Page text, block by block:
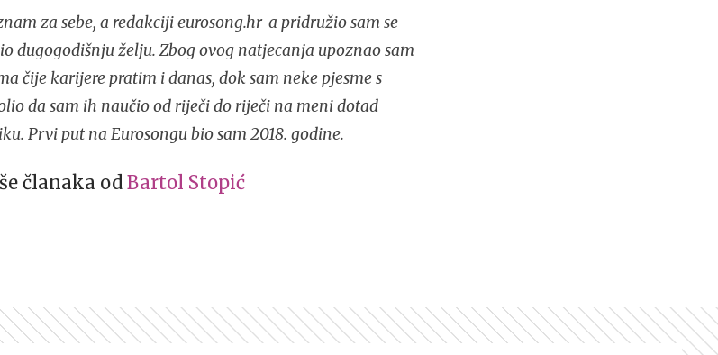
za sebe, a redakciji eurosong.hr-a pridružio sam se
dugogodišnju želju. Zbog ovog natjecanja upoznao sam
čije karijere pratim i danas, dok sam neke pjesme s
da sam ih naučio od riječi do riječi na meni dotad
Prvi put na Eurosongu bio sam 2018. godine.
članaka od Bartol Stopić